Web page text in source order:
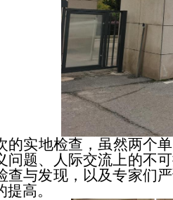
的实地检查，虽然两个
问题、人际交流上的不
查与发现，以及专家们
高。